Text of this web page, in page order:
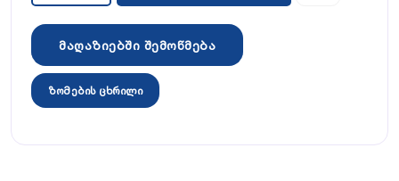
მაღაზიებში შემოწმება
ზომების ცხრილი